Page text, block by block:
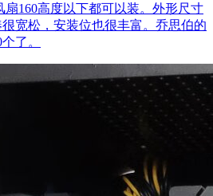
扇160高度以下都可以装。外形尺寸
宽松，安装位也很丰富。乔思伯的
了。